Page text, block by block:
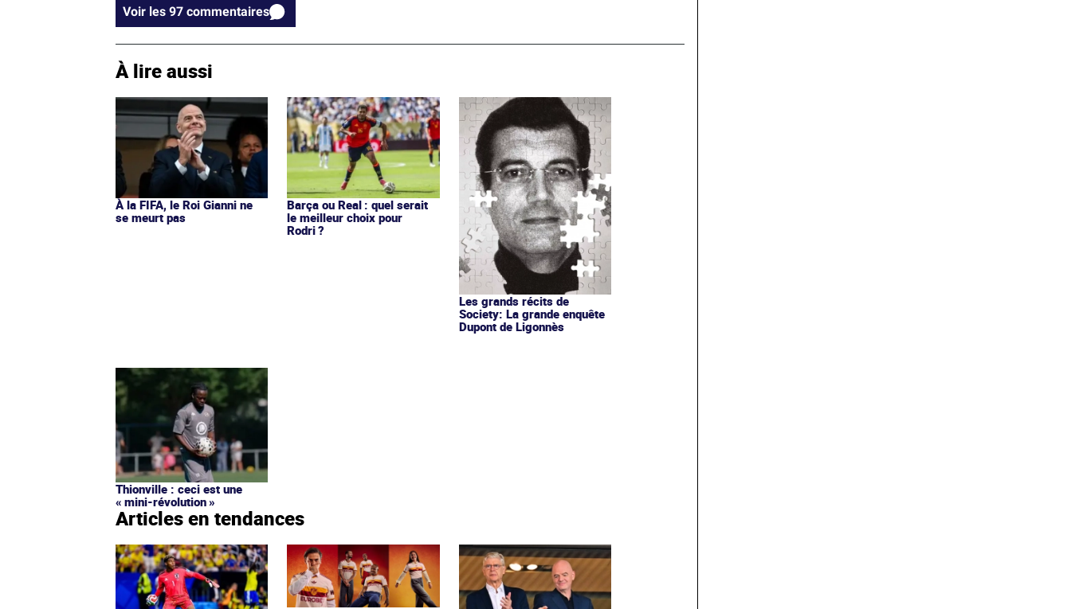
Voir les 97 commentaires
À lire aussi
À la FIFA, le Roi Gianni ne
se meurt pas
Barça ou Real : quel serait
le meilleur choix pour
Rodri ?
Les grands récits de
Society: La grande enquête
Dupont de Ligonnès
Thionville : ceci est une
« mini-révolution »
Articles en tendances